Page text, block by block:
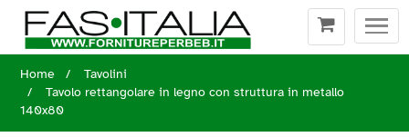
Home
Tavolini
Tavolo rettangolare in legno con struttura in metallo
140x80